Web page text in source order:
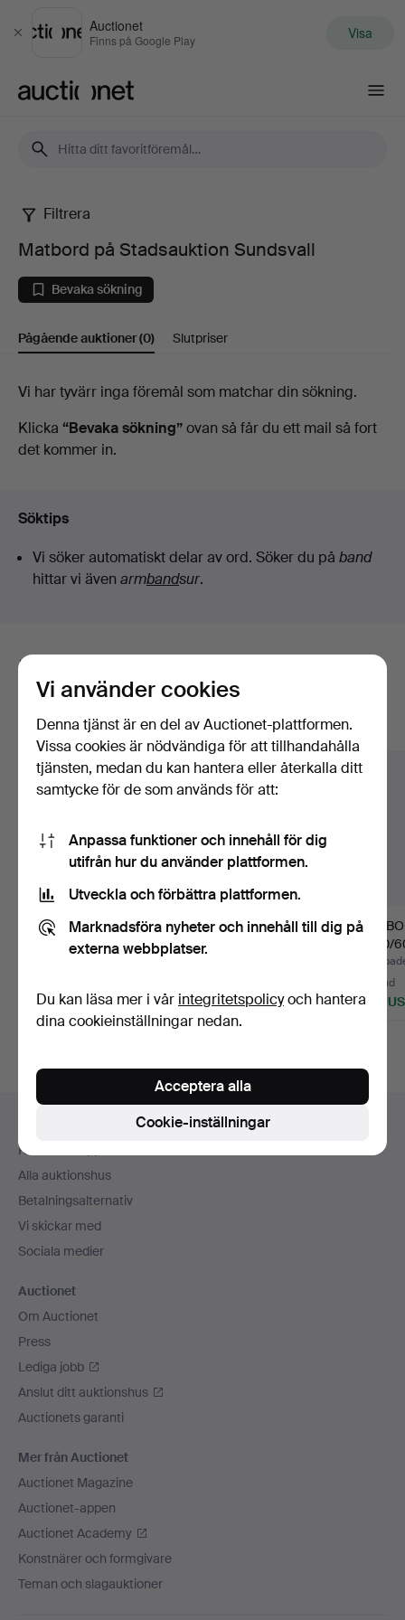
Stäng
Auctionet
Finns på Google Play Visa
Matbord
på
Stadsauktion
Sundsvall
Filtrera
Matbord på Stadsauktion Sundsvall
Bevaka sökning
Pågående auktioner(0) Slutpriser
Pågående
auktioner
Vi har tyvärr inga föremål som matchar din sökning.
Klicka “Bevaka sökning”ovan så får du ett mail så fort
det kommer in.
Söktips
Vi söker automatiskt delar av ord. Söker du på band
hittar vi även armbandsur.
Här är föremål från vårt arkiv som
matchar din sökning
Visa alla föremål
MATBORD, "Virrvarr",
perstorpsskiva. 1950/…
43 USD
KERSTIN HÖRLIN
HOLMQVIST. Matbord,
485 USD
1950/
29 bud
595
Sidfotsnavigation
Kontakta support
Alla auktionshus
Betalningsalternativ
Vi skickar med
Sociala medier
Auctionet
Om Auctionet
Press
Lediga jobb
Anslut ditt auktionshus
Auctionets garanti
Mer från Auctionet
Auctionet Magazine
Auctionet-appen
Auctionet Academy
Konstnärer och formgivare
Teman och slagauktioner
Vi använder cookies
Denna tjänst är en del av Auctionet-plattformen.
Vissa cookies är nödvändiga för att tillhandahålla
tjänsten, medan du kan hantera eller återkalla ditt
samtycke för de som används för att:
Anpassa funktioner och innehåll för dig
utifrån hur du använder plattformen.
Utveckla och förbättra plattformen.
Marknadsföra nyheter och innehåll till dig på
externa webbplatser.
Du kan läsa mer i vår integritetspolicyoch hantera
dina cookieinställningar nedan.
Cookie-inställningar
Acceptera alla